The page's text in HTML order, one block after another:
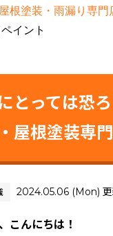
根塗装・雨漏り専門
イント
とっては恐
屋根塗装専
2024.05.06 (Mon)
こんにちは！